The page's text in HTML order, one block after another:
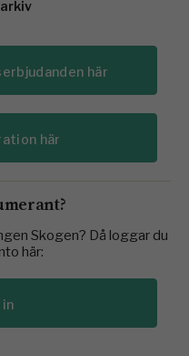
här
här
Skogen? Då loggar du
här: